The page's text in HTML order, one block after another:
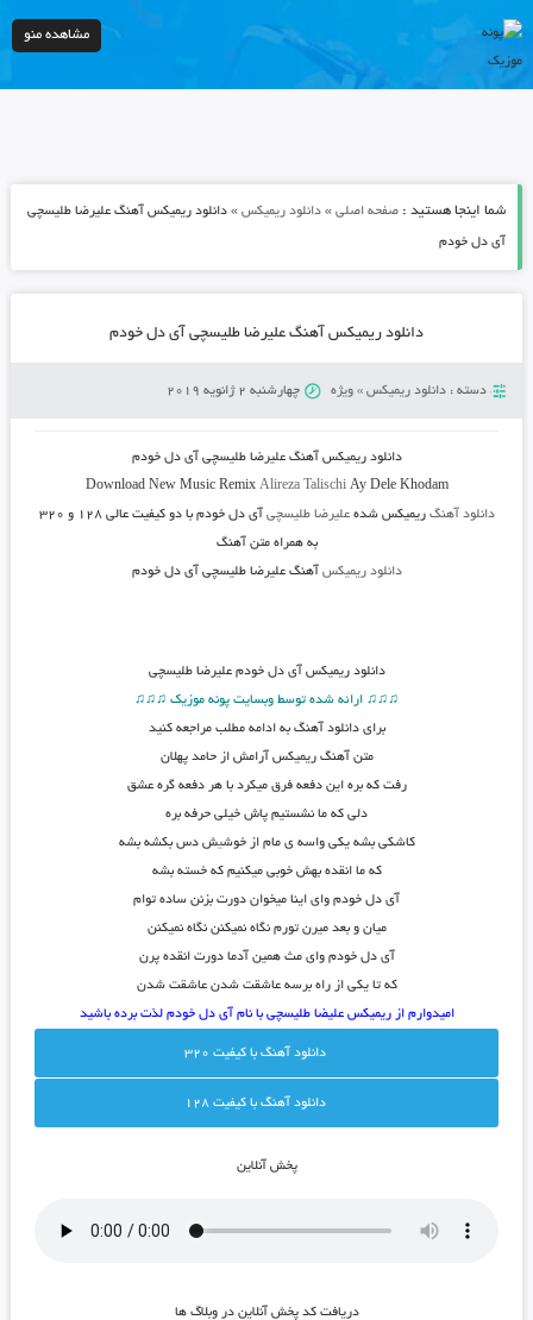
مشاهده منو
شما اینجا هستید : صفحه اصلی» دانلود ریمیکس» دانلود ریمیکس آهنگ علیرضا طلیسچی
آی دل خودم
دانلود ریمیکس آهنگ علیرضا طلیسچی آی دل خودم
دسته : دانلود ریمیکس» ویژه چهارشنبه 2 ژانویه 2019
دانلود ریمیکس آهنگ علیرضا طلیسچی آی دل خودم
Download New MusicRemix Alireza TalischiAy Dele Khodam
دانلود آهنگ ریمیکس شدهعلیرضا طلیسچی آی دل خودم
با دو کیفیت عالی ۱۲۸ و ۳۲۰
به همراه متن آهنگ
دانلود ریمیکس آهنگ علیرضا طلیسچی آی دل خودم
دانلودریمیکس آی دل خودم علیرضا طلیسچی
♫♫♫ ارائه شده توسط وبسایت پونه موزیک ♫♫♫
برای دانلود آهنگ به ادامه مطلب مراجعه کنید
متن آهنگ ریمیکس آرامش از حامد پهلان
رفت که بره این دفعه فرق میکرد با هر دفعه گره عشق
دلی که ما نشستیم پاش خیلی حرفه بره
کاشکی بشه یکی واسه ی مام از خوشیش دس بکشه بشه
که ما انقده بهش خوبی میکنیم که خسته بشه
آی دل خودم وای اینا میخوان دورت بزنن ساده توام
میان و بعد میرن تورم نگاه نمیکنن نگاه نمیکنن
آی دل خودم وای مث همین آدما دورت انقده پرن
که تا یکی از راه برسه عاشقت شدن عاشقت شدن
امیدوارم از ریمیکس علیضا طلیسچی با نام آی دل خودم لذت برده باشید
دانلود آهنگ با کيفيت 320
دانلود آهنگ با کيفيت 128
پخش آنلاين
دريافت کد پخش آنلاين در وبلاگ ها